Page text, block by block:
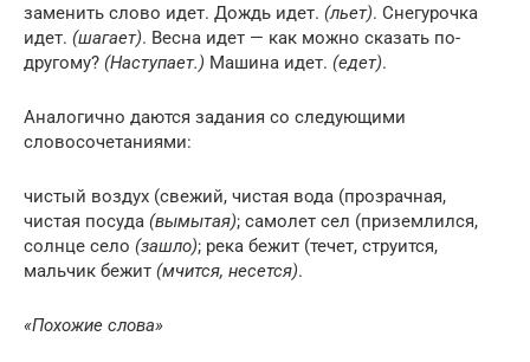
заменить слово идет. Дождь идет. (льет). Снегурочка
идет. (шагает). Весна идет — как можно сказать по-
другому? (Наступает.) Машина идет. (едет).
Аналогично даются задания со следующими
словосочетаниями:
чистый воздух (свежий, чистая вода (прозрачная,
чистая посуда (вымытая); самолет сел (приземлился,
солнце село (зашло); река бежит (течет, струится,
мальчик бежит (мчится, несется).
«Похожие слова»